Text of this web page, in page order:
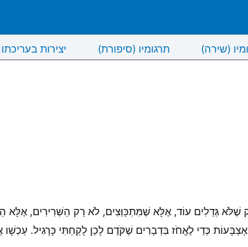
יצירות בעריכתו תרגומיו (סיפורת) (שירה)
גְּדֵלִים עוֹד, אֶלָּא שֶׁמִּתְכַּוְּצִים, לֹא רַק הַשְּׁרִירִים, אֶלָּא
כְּדֵי לֶאֱחֹז בִּדְבָרִים שֶׁקֹּדֶם לָכֵן לָקַחְתִּי כָּרָגִיל.